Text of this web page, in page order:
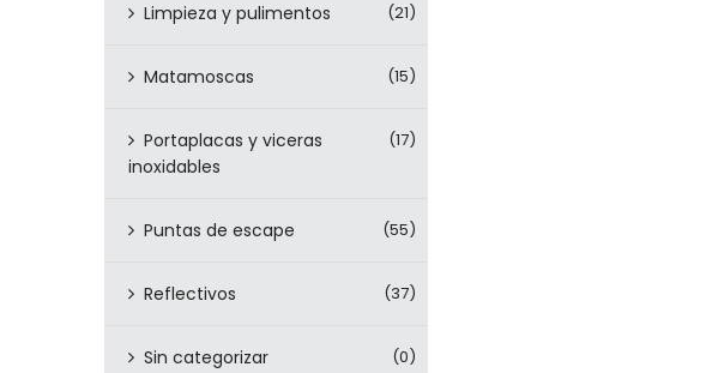
Limpieza y pulimentos (21)
Matamoscas (15)
Portaplacas y viceras
inoxidables
(17)
Puntas de escape (55)
Reflectivos (37)
Sin categorizar (0)